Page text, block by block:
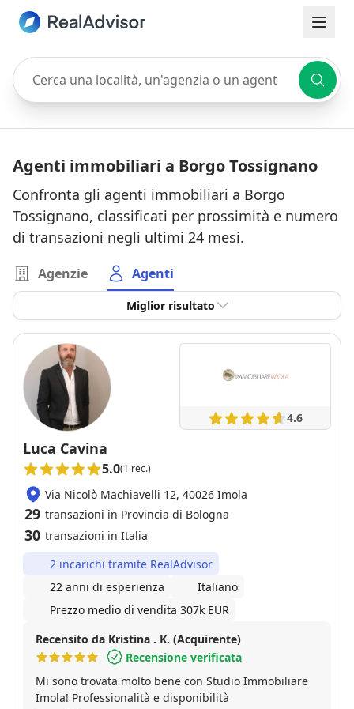
Cerca una località, un'agenzia o un agente
Agenti immobiliari a Borgo Tossignano
Confronta gli agenti immobiliari a Borgo
Tossignano, classificati per prossimità e numero
di transazioni negli ultimi 24 mesi.
Agenzie Agenti
Miglior risultato
4.6
Luca Cavina
5.0(1 rec.)
Via Nicolò Machiavelli 12, 40026 Imola
29 transazioni in Provincia di Bologna
30 transazioni in Italia
2 incarichi tramite RealAdvisor
22 anni di esperienza
Italiano
Prezzo medio di vendita 307k EUR
Recensito da Kristina . K. (Acquirente)
Recensione verificata
Mi sono trovata molto bene con Studio Immobiliare
Imola! Professionalità e disponibilità